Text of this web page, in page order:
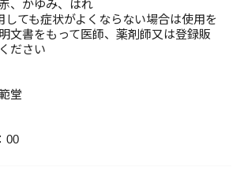
、かゆみ、はれ
しても症状がよくならない場合は使用を
文書をもって医師、薬剤師又は登録販
ださい
堂
00